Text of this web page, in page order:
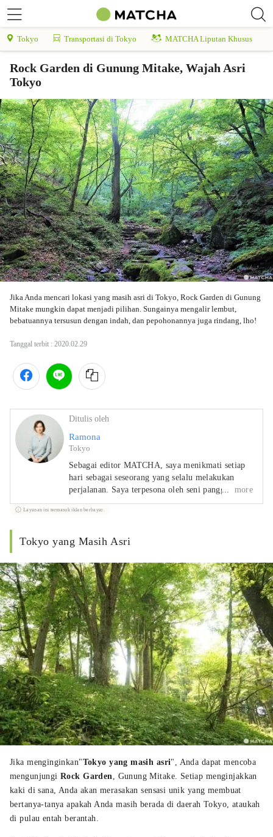
Tokyo Transportasi di Tokyo MATCHA Liputan Khusus
Rock Garden di Gunung Mitake, Wajah Asri
Tokyo
Jika Anda mencari lokasi yang masih asri di Tokyo, Rock Garden di Gunung
Mitake mungkin dapat menjadi pilihan. Sungainya mengalir lembut,
bebatuannya tersusun dengan indah, dan pepohonannya juga rindang, lho!
Tanggal terbit : 2020.02.29
Ditulis oleh
Ramona
Tokyo
Sebagai editor MATCHA, saya menikmati setiap
hari sebagai seseorang yang selalu melakukan
perjalanan. Saya terpesona oleh seni panggung
Jepang, terutama Noh. Saya juga menulis novel.
more
Layanan ini termasuk iklan berbayar.
Tokyo yang Masih Asri
Jika menginginkan"Tokyo yang masih asri", Anda dapat mencoba
mengunjungiRock Garden, Gunung Mitake. Setiap menginjakkan
kaki di sana, Anda akan merasakan sensasi unik yang membuat
bertanya-tanya apakah Anda masih berada di daerah Tokyo, ataukah
di pulau entah berantah.